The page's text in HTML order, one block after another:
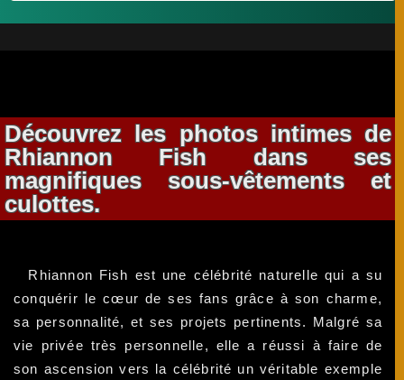
Découvrez les photos intimes de
Rhiannon Fish dans ses
magnifiques sous-vêtements et
culottes.
Rhiannon Fish est une célébrité naturelle qui a su
conquérir le cœur de ses fans grâce à son charme,
sa personnalité, et ses projets pertinents. Malgré sa
vie privée très personnelle, elle a réussi à faire de
son ascension vers la célébrité un véritable exemple